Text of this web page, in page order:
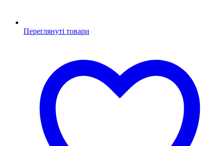
Переглянуті товари